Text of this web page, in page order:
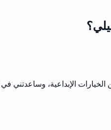
الإبداعية، وساعدتني في